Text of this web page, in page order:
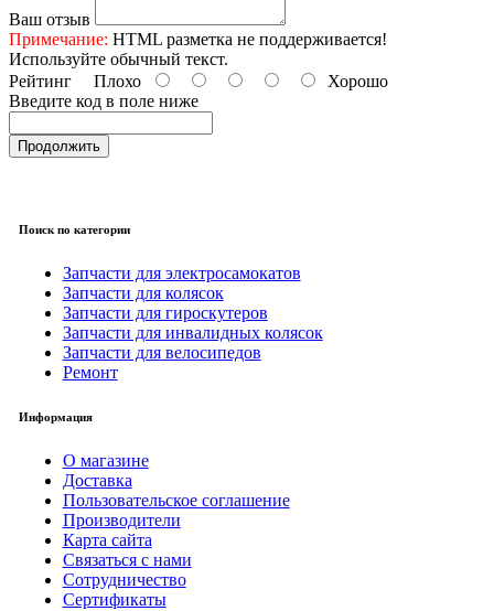
Ваш отзыв
Примечание: HTML разметка не поддерживается!
Используйте обычный текст.
Рейтинг Плохо
Хорошо
Введите код в поле ниже
Продолжить
Поиск по категории
Запчасти для электросамокатов
Запчасти для колясок
Запчасти для гироскутеров
Запчасти для инвалидных колясок
Запчасти для велосипедов
Ремонт
Информация
О магазине
Доставка
Пользовательское соглашение
Производители
Карта сайта
Связаться с нами
Сотрудничество
Сертификаты